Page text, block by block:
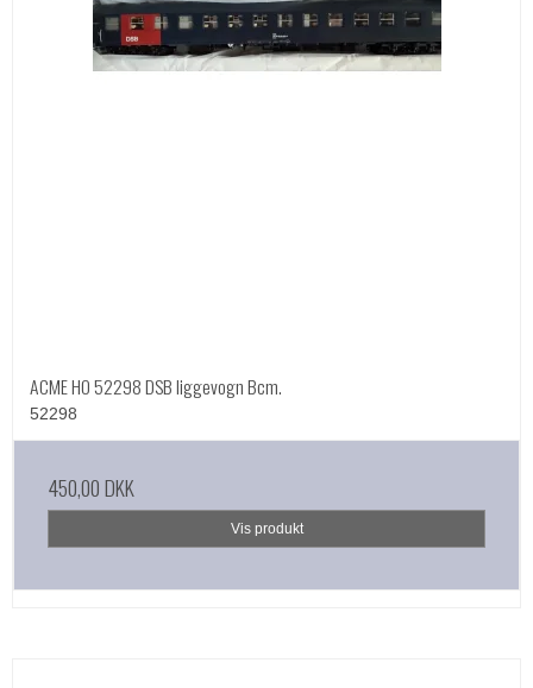
ACME HO 52298 DSB liggevogn Bcm.
52298
450,00 DKK
Vis produkt